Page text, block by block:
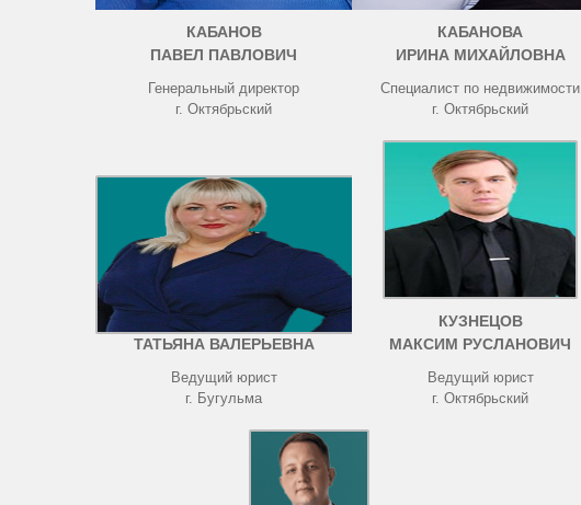
КАБАНОВ
ПАВЕЛ ПАВЛОВИЧ
Генеральный директор
г. Октябрьский
КАБАНОВА
ИРИНА МИХАЙЛОВНА
Специалист по недвижимости
г. Октябрьский
ЧИСТОВА
ТАТЬЯНА ВАЛЕРЬЕВНА
Ведущий юрист
г. Бугульма
КУЗНЕЦОВ
МАКСИМ РУСЛАНОВИЧ
Ведущий юрист
г. Октябрьский